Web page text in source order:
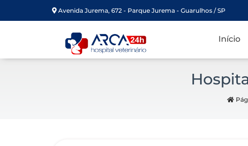
Avenida Jurema, 672 - Parque Jurema - Guarulhos / SP
Início